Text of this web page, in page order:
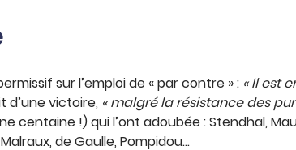
sur l’emploi de « par contre » : « Il est
d’une victoire, « malgré la résistance des
!) qui l’ont adoubée : Stendhal,
de Gaulle, Pompidou…